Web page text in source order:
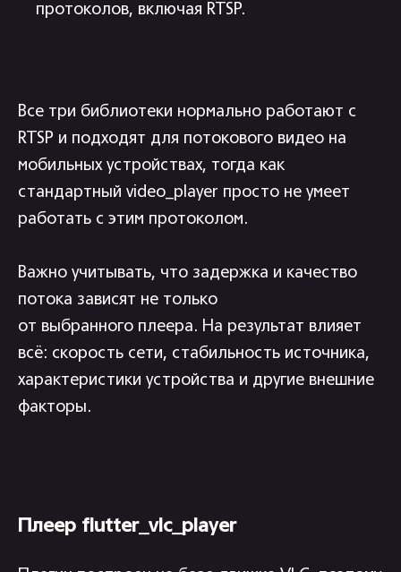
протоколов, включая RTSP.
Все три библиотеки нормально работают с
RTSP и подходят для потокового видео на
мобильных устройствах, тогда как
стандартный video_player просто не умеет
работать с этим протоколом.
Важно учитывать, что задержка и качество
потока зависят не только
от выбранного плеера. На результат влияет
всё: скорость сети, стабильность источника,
характеристики устройства и другие внешние
факторы.
Плеер flutter_vlc_player